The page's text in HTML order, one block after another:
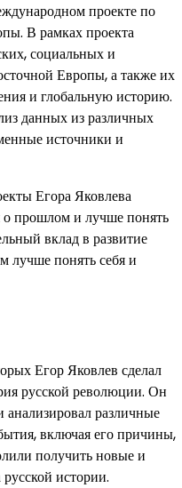
проекте по
В рамках проекта
социальных и
Европы, а также их
и глобальную историю.
данных из различных
источники и
Егора Яковлева
прошлом и лучше понять
вклад в развитие
лучше понять себя и
Егор Яковлев сделал
русской революции. Он
различные
включая его причины,
получить новые и
истории.